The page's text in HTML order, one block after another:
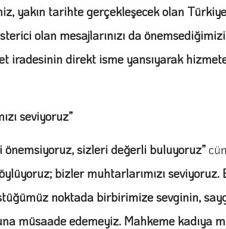
yakın tarihte gerçekleşecek olan
olan mesajlarınızı da
iradesinin direkt isme yansıyarak
seviyoruz”
önemsiyoruz, sizleri değerli buluyoruz”
bizler muhtarlarımızı
noktada birbirimize sevginin,
müsaade edemeyiz. Mahkeme kadıya